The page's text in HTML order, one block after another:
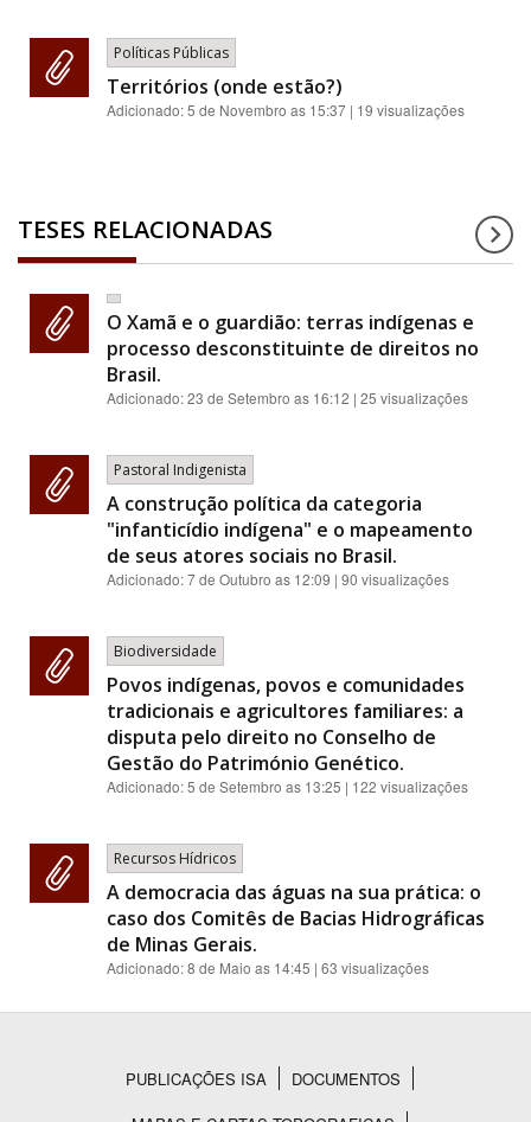
Políticas Públicas
Territórios (onde estão?)
Adicionado:5 de Novembro as 15:37 | 19 visualizações
TESES RELACIONADAS
O Xamã e o guardião: terras indígenas e
processo desconstituinte de direitos no
Brasil.
Adicionado:23 de Setembro as 16:12 | 25 visualizações
Pastoral Indigenista
A construção política da categoria
"infanticídio indígena" e o mapeamento
de seus atores sociais no Brasil.
Adicionado:7 de Outubro as 12:09 | 90 visualizações
Biodiversidade
Povos indígenas, povos e comunidades
tradicionais e agricultores familiares: a
disputa pelo direito no Conselho de
Gestão do Património Genético.
Adicionado:5 de Setembro as 13:25 | 122 visualizações
Recursos Hídricos
A democracia das águas na sua prática: o
caso dos Comitês de Bacias Hidrográficas
de Minas Gerais.
Adicionado:8 de Maio as 14:45 | 63 visualizações
Rodapé
PUBLICAÇÕES ISA
DOCUMENTOS